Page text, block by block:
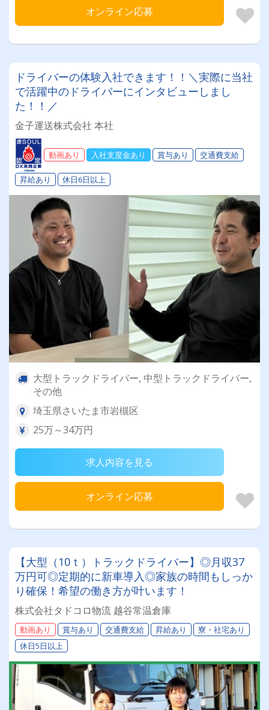
オンライン応募
ドライバーの体験入社できます！！＼実際に当社
で活躍中のドライバーにインタビューしまし
た！！／
金子運送株式会社 本社
動画あり 入社支度金あり 賞与あり 交通費支給
昇給あり 休日6日以上
大型トラックドライバー, 中型トラックドライバー,
その他
埼玉県さいたま市岩槻区
25万～34万円
求人内容を見る
オンライン応募
【大型（10ｔ）トラックドライバー】◎月収37
万円可◎定期的に新車導入◎家族の時間もしっか
り確保！希望の働き方が叶います！
株式会社タドコロ物流 越谷常温倉庫
動画あり 賞与あり 交通費支給 昇給あり
寮・社宅あり
休日5日以上